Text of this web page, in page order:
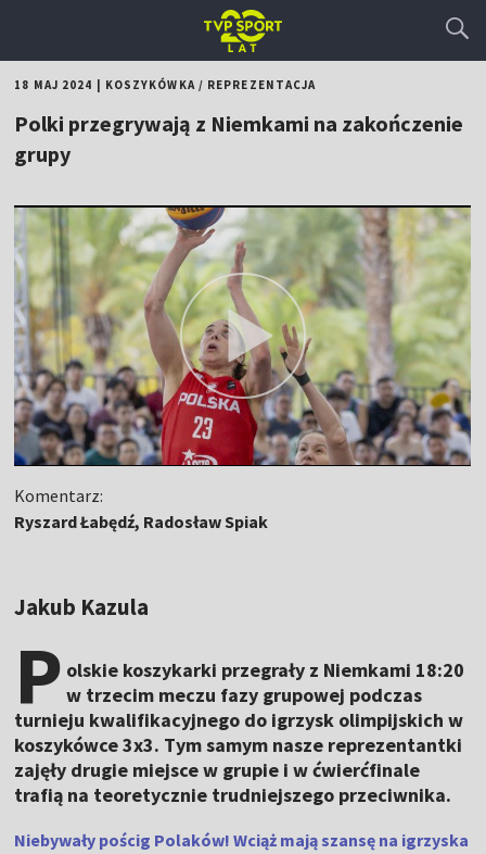
18 MAJ 2024 KOSZYKÓWKA/ REPREZENTACJA
Polki przegrywają z Niemkami na zakończenie
grupy
Komentarz:
Ryszard Łabędź, Radosław Spiak
Jakub Kazula
P olskie koszykarki przegrały z Niemkami 18:20
w trzecim meczu fazy grupowej podczas
turnieju kwalifikacyjnego do igrzysk olimpijskich w
koszykówce 3x3. Tym samym nasze reprezentantki
zajęły drugie miejsce w grupie i w ćwierćfinale
trafią na teoretycznie trudniejszego przeciwnika.
Niebywały pościg Polaków! Wciąż mają szansę na igrzyska